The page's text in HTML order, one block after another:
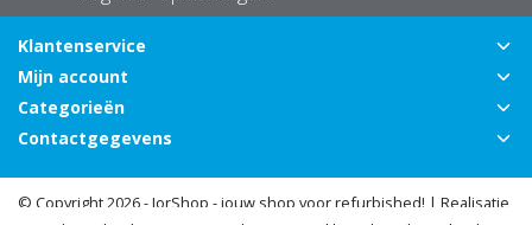
Klantenservice
Mijn account
Categorieën
Contactgegevens
© Copyright 2026 - JorShop - jouw shop voor refurbished! | Realisatie